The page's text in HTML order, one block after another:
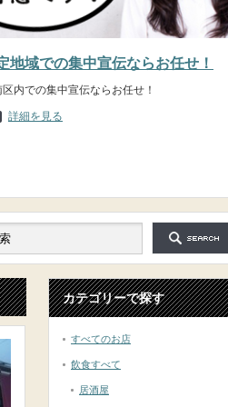
地域での集中宣伝ならお任せ！
内での集中宣伝ならお任せ！
詳細を見る
カテゴリーで探す
すべてのお店
飲食すべて
居酒屋